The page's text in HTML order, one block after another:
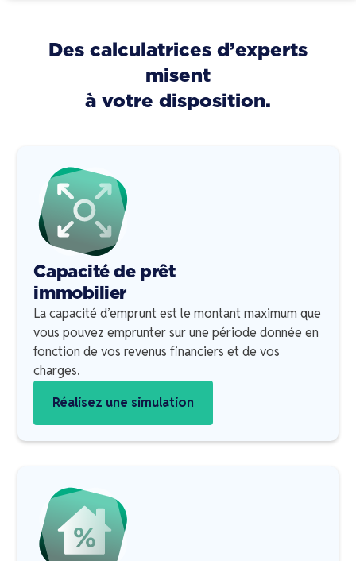
Des calculatrices d’experts
misent
à votre disposition.
Capacité de prêt
immobilier
La capacité d’emprunt est le montant maximum que
vous pouvez emprunter sur une période donnée en
fonction de vos revenus financiers et de vos
charges.
Réalisez une simulation